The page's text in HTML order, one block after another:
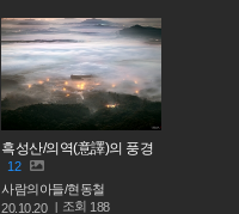
흑성산/의역(意譯)의 풍경
12
사람의아들/현동철
20.10.20
조회 188